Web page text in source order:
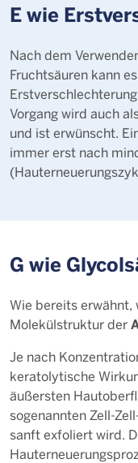
E wie
Nach dem
Fruchtsäuren kann
Vorgang wird auch
und ist erwünscht.
immer erst nach
G wie
Wie bereits erwähnt,
Molekülstruktur der
Je nach
keratolytische
äußersten
sogenannten Zell-
sanft exfoliert wird.